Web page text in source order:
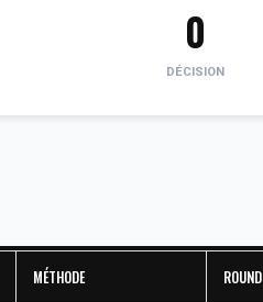
0
DÉCISION
MÉTHODE ROUND